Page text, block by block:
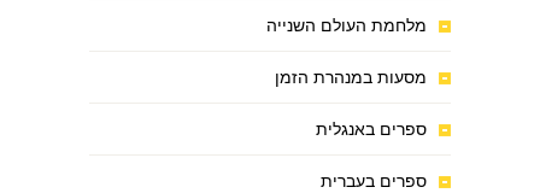
מלחמת העולם השנייה
מסעות במנהרת הזמן
ספרים באנגלית
ספרים בעברית